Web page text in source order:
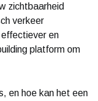
zichtbaarheid
verkeer
en
platform om
en hoe kan het een